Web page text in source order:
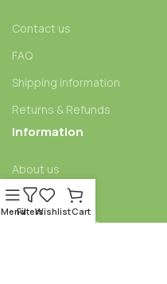
Contact us
FAQ
Shipping information
Returns & Refunds
Information
About us
Blog
Affiliate program
MenuFiltersWishlistCart